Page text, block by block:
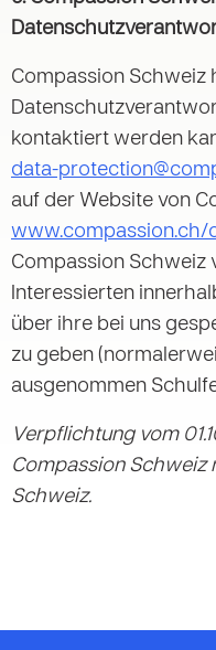
Compassion Schweiz
kontaktiert werden
data-
auf der Website von
www.compassion.ch/
Compassion Schweiz
Interessierten
über ihre bei uns
zu geben
ausgenommen
Verpflichtung vom
Compassion Schweiz
Schweiz.